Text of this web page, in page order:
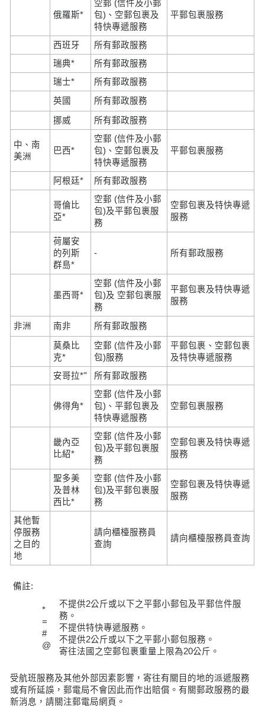
俄羅斯*
空郵 (信件及小郵
包)、空郵包裹及
特快專遞服務
平郵包裹服務
西班牙
所有郵政服務
瑞典*
所有郵政服務
瑞士*
所有郵政服務
英國
所有郵政服務
挪威 所有郵政服務
中、南
美洲
巴西*
空郵 (信件及小郵
包)、空郵包裹及
特快專遞服務
平郵包裹服務
阿根廷* 所有郵政服務
哥倫比
亞*
空郵 (信件及小郵
包)及平郵包裹服
務
空郵包裹及特快專遞
服務
荷屬安
的列斯
群島*
- 所有郵政服務
墨西哥*
空郵 (信件及小郵
包)及 空郵包裹服
務
平郵包裹及特快專遞
服務
非洲 南非 所有郵政服務
莫桑比
克*
空郵 (信件及小郵
包)服務
平郵包裹、空郵包裹
及特快專遞服務
安哥拉*= 所有郵政服務
佛得角*
空郵 (信件及小郵
包)、平郵包裹及
特快專遞服務
空郵包裹服務
畿內亞
比紹*
空郵 (信件及小郵
包)及平郵包裹服
務
空郵包裹及特快專遞
服務
聖多美
及普林
西比*
空郵 (信件及小郵
包)及平郵包裹服
務
空郵包裹及特快專遞
服務
其他暫
停服務
之目的
地
請向櫃檯服務員
查詢
請向櫃檯服務員查詢
備註:
*
=
#
@
不提供2公斤或以下之平郵小郵包及平郵信件服
務。
不提供特快專遞服務。
不提供2公斤或以下之平郵小郵包服務。
寄往法國之空郵包裹重量上限為20公斤。
受航班服務及其他外部因素影響，寄往有關目的地的派遞服務
或有所延誤，郵電局不會因此而作出賠償。有關郵政服務的最
新消息，請關注郵電局網頁。